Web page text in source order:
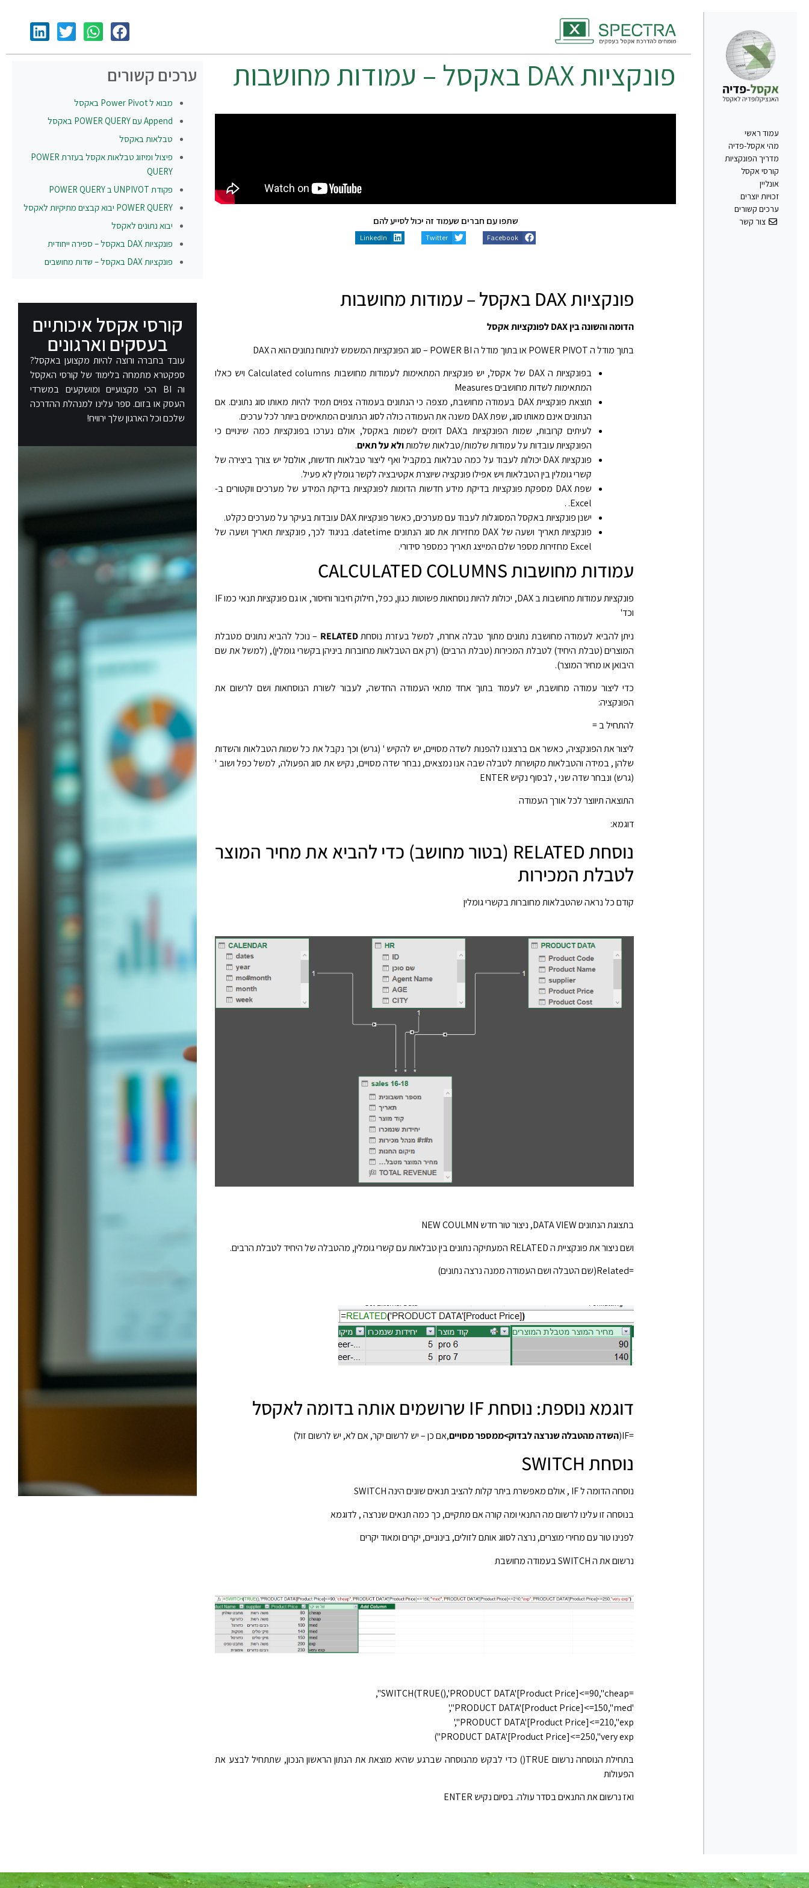
עמוד ראשי
מהי אקסל-פדיה
מדריך הפונקציות
קורסי אקסל
אונליין
זכויות יוצרים
ערכים קשורים
צור קשר
פונקציות DAX באקסל – עמודות מחושבות
שתפו עם חברים שעמוד זה יכול לסייע להם
Facebook
Twitter
LinkedIn
פונקציות DAX באקסל – עמודות מחושבות
הדומה והשונה בין DAX לפונקציות אקסל
בתוך מודל ה POWER PIVOT או בתוך מודל ה POWER BI – סוג הפונקציות המשמש לניתוח נתונים הוא ה DAX
בפונקציות ה DAX של אקסל, יש פונקציות המתאימות לעמודות מחושבות Calculated columns ויש כאלו
המתאימות לשדות מחושבים Measures
תוצאת פונקציית DAX בעמודה מחושבת, מצפה כי הנתונים בעמודה צפוים תמיד להיות מאותו סוג נתונים. אם
הנתונים אינם מאותו סוג, שפת DAX משנה את העמודה כולה לסוג הנתונים המתאימים ביותר לכל ערכים.
לעיתים קרובות, שמות הפונקציות בDAX דומים לשמות באקסל, אולם נערכו בפונקציות כמה שינויים כי
הפונקציות עובדות על עמודות שלמות/טבלאות שלמותולא על תאים.
פונקציות DAX יכולות לעבוד על כמה טבלאות במקביל ואף ליצור טבלאות חדשות, אולםל יש צורך ביצירה של
קשרי גומלין בין הטבלאות ויש אפילו פונקציה שיוצרת אקטיבציה לקשר גומלין לא פעיל.
שפת DAX מספקת פונקציות בדיקת מידע חדשות הדומות לפונקציות בדיקת המידע של מערכים ווקטורים ב-
Excel. .
ישנן פונקציות באקסל המסוגלות לעבוד עם מערכים, כאשר פונקציות DAX עובדות בעיקר על מערכים כקלט.
פונקציות תאריך ושעה של DAX מחזירות את סוג הנתונים datetime. בניגוד לכך, פונקציות תאריך ושעה של
Excel מחזירות מספר שלם המייצג תאריך כמספר סידורי.
עמודות מחושבות CALCULATED COLUMNS
פונקציות עמודות מחושבות ב DAX, יכולות להיות נוסחאות פשוטות כגון, כפל, חילוק חיבור וחיסור, או גם פונקציות תנאי כמו IF
וכד'
ניתן להביא לעמודה מחושבת נתונים מתוך טבלה אחרת, למשל בעזרת נוסחתRELATED – נוכל להביא נתונים מטבלת
המוצרים (טבלת היחיד) לטבלת המכירות (טבלת הרבים) (רק אם הטבלאות מחוברות ביניהן בקשרי גומלין), (למשל את שם
היבואן או מחיר המוצר).
כדי ליצור עמודה מחושבת, יש לעמוד בתוך אחד מתאי העמודה החדשה, לעבור לשורת הנוסחאות ושם לרשום את
הפונקציה:
להתחיל ב =
ליצור את הפונקציה, כאשר אם ברצוננו להפנות לשדה מסויים, יש להקיש ' (גרש) וכך נקבל את כל שמות הטבלאות והשדות
שלהן , במידה והטבלאות מקושרות לטבלה שבה אנו נמצאים, נבחר שדה מסויים, נקיש את סוג הפעולה, למשל כפל ושוב '
(גרש) ונבחר שדה שני , לבסוף נקיש ENTER
התוצאה תיווצר לכל אורך העמודה
דוגמא:
נוסחת RELATED (בטור מחושב) כדי להביא את מחיר המוצר
לטבלת המכירות
קודם כל נראה שהטבלאות מחוברות בקשרי גומלין
בתצוגת הנתונים DATA VIEW, ניצור טור חדש NEW COULMN
ושם ניצור את פונקציית ה RELATED המעתיקה נתונים בין טבלאות עם קשרי גומלין, מהטבלה של היחיד לטבלת הרבים.
=Related(שם הטבלה ושם העמודה ממנה נרצה נתונים)
דוגמא נוספת: נוסחת IF שרושמים אותה בדומה לאקסל
=IF( השדה מהטבלה שנרצה לבדוק>ממספר מסויים,אם כן – יש לרשום יקר, אם לא, יש לרשום זול)
נוסחת SWITCH
נוסחה הדומה ל IF , אולם מאפשרת ביתר קלות להציב תנאים שונים הינה SWITCH
בנוסחה זו עלינו לרשום מה התנאי ומה קורה אם מתקיים, כך כמה תנאים שנרצה , לדוגמא
לפנינו טור עם מחירי מוצרים, נרצה לסווג אותם לזולים, בינוניים, יקרים ומאוד יקרים
נרשום את ה SWITCH בעמודה מחושבת
=SWITCH(TRUE(),'PRODUCT DATA'[Product Price]<=90,"cheap",
'PRODUCT DATA'[Product Price]<=150,"med",'
PRODUCT DATA'[Product Price]<=210,"exp",'
PRODUCT DATA'[Product Price]<=250,"very exp")
בתחילת הנוסחה נרשום TRUE() כדי לבקש מהנוסחה שברגע שהיא מוצאת את הנתון הראשון הנכון, שתתחיל לבצע את
הפעולות
ואז נרשום את התנאים בסדר עולה. בסיום נקיש ENTER
ערכים קשורים
מבוא ל Power Pivot באקסל
Append עם POWER QUERY באקסל
טבלאות באקסל
פיצול ומיזוג טבלאות אקסל בעזרת POWER
QUERY
פקודת UNPIVOT ב POWER QUERY
POWER QUERY יבוא קבצים מתיקיות לאקסל
יבוא נתונים לאקסל
פונקציות DAX באקסל – ספירה ייחודית
פונקציות DAX באקסל – שדות מחושבים
קורסי אקסל איכותיים
בעסקים וארגונים​
עובד בחברה ורוצה להיות מקצוען באקסל?
ספקטרא מתמחה בלימוד של קורסי האקסל
וה BI הכי מקצועיים ומושקעים במשרדי
העסק או בזום. ספר עלינו למנהלת ההדרכה
שלכם וכל הארגון שלך ירוויח!